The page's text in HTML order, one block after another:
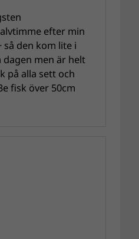
efter min
den kom lite i
men är helt
på alla sett och
fisk över 50cm